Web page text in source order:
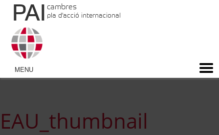
PAI cambres
pla d'acció internacional
EAU_thumbnail